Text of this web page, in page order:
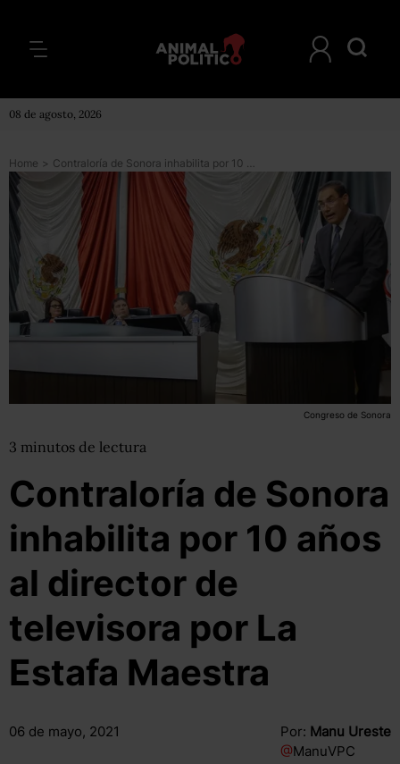
08 de agosto, 2026
Home > Contraloría de Sonora inhabilita por 10 años al director de televisora por La Estafa Maestra
Congreso de Sonora
3 minutos de lectura
Contraloría de Sonora
inhabilita por 10 años
al director de
televisora por La
Estafa Maestra
06 de mayo, 2021 Por: Manu Ureste
@ManuVPC